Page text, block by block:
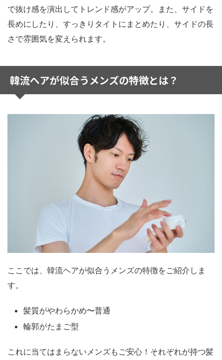
で抜け感を演出してトレンド感がアップ。また、サイドを
長めにしたり、すっきりタイトにまとめたり、サイドの長
さで雰囲気を変えられます。
韓流ヘアが似合うメンズの特徴とは？
ここでは、韓流ヘアが似合うメンズの特徴をご紹介しま
す。
髪質がやわらかめ〜普通
輪郭がたまご型
これに当てはまらないメンズもご安心！それぞれが持つ髪